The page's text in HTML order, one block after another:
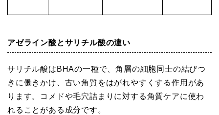
アゼライン酸とサリチル酸の違い
サリチル酸はBHAの一種で、角層の細胞同士の結びつ
きに働きかけ、古い角質をはがれやすくする作用があ
ります。コメドや毛穴詰まりに対する角質ケアに使わ
れることがある成分です。